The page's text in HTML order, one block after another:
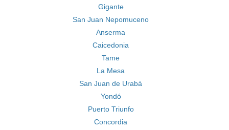
Gigante
San Juan Nepomuceno
Anserma
Caicedonia
Tame
La Mesa
San Juan de Urabá
Yondó
Puerto Triunfo
Concordia